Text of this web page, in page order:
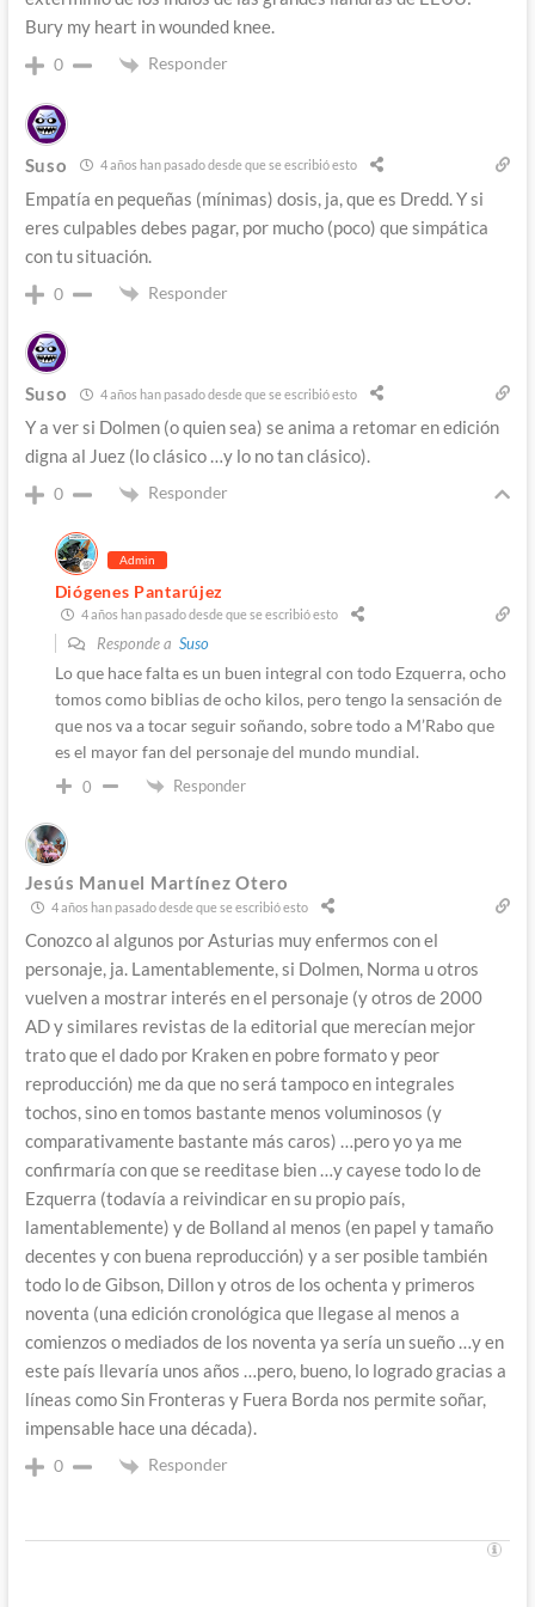
Bury my heart in wounded knee.
0 Responder
Suso 4 años han pasado desde que se escribió esto
Empatía en pequeñas (mínimas) dosis, ja, que es Dredd. Y si
eres culpables debes pagar, por mucho (poco) que simpática
con tu situación.
0 Responder
Suso 4 años han pasado desde que se escribió esto
Y a ver si Dolmen (o quien sea) se anima a retomar en edición
digna al Juez (lo clásico …y lo no tan clásico).
0 Responder
Admin
Diógenes Pantarújez
4 años han pasado desde que se escribió esto
Responde a Suso
Lo que hace falta es un buen integral con todo Ezquerra, ocho
tomos como biblias de ocho kilos, pero tengo la sensación de
que nos va a tocar seguir soñando, sobre todo a M’Rabo que
es el mayor fan del personaje del mundo mundial.
0 Responder
Jesús Manuel Martínez Otero
4 años han pasado desde que se escribió esto
Conozco al algunos por Asturias muy enfermos con el
personaje, ja. Lamentablemente, si Dolmen, Norma u otros
vuelven a mostrar interés en el personaje (y otros de 2000
AD y similares revistas de la editorial que merecían mejor
trato que el dado por Kraken en pobre formato y peor
reproducción) me da que no será tampoco en integrales
tochos, sino en tomos bastante menos voluminosos (y
comparativamente bastante más caros) …pero yo ya me
confirmaría con que se reeditase bien …y cayese todo lo de
Ezquerra (todavía a reivindicar en su propio país,
lamentablemente) y de Bolland al menos (en papel y tamaño
decentes y con buena reproducción) y a ser posible también
todo lo de Gibson, Dillon y otros de los ochenta y primeros
noventa (una edición cronológica que llegase al menos a
comienzos o mediados de los noventa ya sería un sueño …y en
este país llevaría unos años …pero, bueno, lo logrado gracias a
líneas como Sin Fronteras y Fuera Borda nos permite soñar,
impensable hace una década).
0 Responder